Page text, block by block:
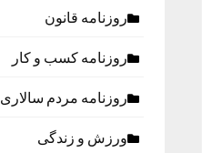
روزنامه قانون
روزنامه كسب و كار
روزنامه مردم سالاری
ورزش و زندگی